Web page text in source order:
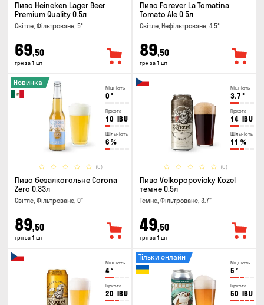
Пиво Heineken Lager Beer
Premium Quality 0.5л
Світле, Фільтроване, 5°
69,50
грн за 1 шт
Пиво Forever La Tomatina
Tomato Ale 0.5л
Світле, Нефільтроване, 4.5°
89,50
грн за 1 шт
Міцність
0 °
Гіркота
10 IBU
Щільність
6 %
(0)
Новинка
Пиво безалкогольне Corona
Zero 0.33л
Світле, Фільтроване, 0°
89,50
грн за 1 шт
Міцність
3.7 °
Гіркота
14 IBU
Щільність
11 %
(0)
Пиво Velkopopovicky Kozel
темне 0.5л
Темне, Фільтроване, 3.7°
49,50
грн за 1 шт
Міцність
4°
Гіркота
20 IBU
Міцність
5 °
Гіркота
50 IBU
Тільки онлайн